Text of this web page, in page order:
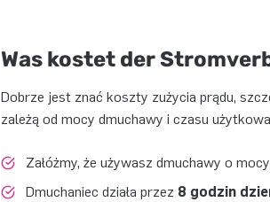
Was kostet der
Dobrze jest znać koszty zużycia prądu,
zależą od mocy dmuchawy i czasu
Załóżmy, że używasz dmuchawy o mocy
Dmuchaniec działa przez 8 godzin